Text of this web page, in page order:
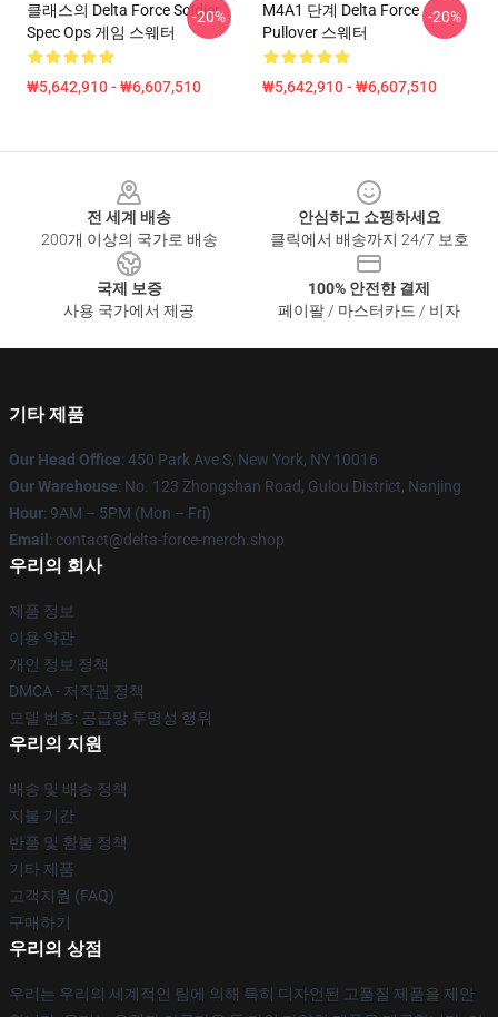
클래스의 Delta Force Soldier
Spec Ops 게임 스웨터
₩5,642,910 - ₩6,607,510
-20%
M4A1 단계 Delta Force
Pullover 스웨터
₩5,642,910 - ₩6,607,510
-20%
전 세계 배송
200개 이상의 국가로 배송
안심하고 쇼핑하세요
클릭에서 배송까지 24/7 보호
국제 보증
사용 국가에서 제공
100% 안전한 결제
페이팔 / 마스터카드 / 비자
기타 제품
Our Head Office: 450 Park Ave S, New York, NY 10016
Our Warehouse: No. 123 Zhongshan Road, Gulou District, Nanjing
Hour: 9AM – 5PM (Mon – Fri)
Email : contact@delta-force-merch.shop
우리의 회사
제품 정보
이용 약관
개인 정보 정책
DMCA - 저작권 정책
모델 번호: 공급망 투명성 행위
우리의 지원
배송 및 배송 정책
지불 기간
반품 및 환불 정책
기타 제품
고객지원 (FAQ)
구매하기
우리의 상점
우리는 우리의 세계적인 팀에 의해 특히 디자인된 고품질 제품을 제안